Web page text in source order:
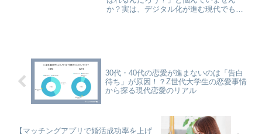
か？実は、デジタル化が進む現代でも、
30代・40代の恋愛が進まないのは「告白
待ち」が原因！？Z世代大学生の恋愛事情
から探る現代恋愛のリアル
【マッチングアプリで婚活成功率を上げ